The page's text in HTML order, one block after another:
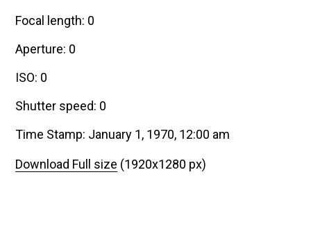
Focal length: 0
Aperture: 0
ISO: 0
Shutter speed: 0
Time Stamp: January 1, 1970, 12:00 am
Download Full size (1920x1280 px)